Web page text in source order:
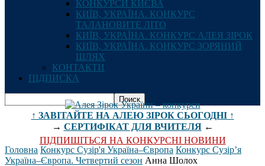
КОНКУРСИ КИЄВА
КИЇВ, УКРАЇНА. КОНКУРС
ТАЛАНОВИТЕ ЛІТО
КИЇВ, УКРАЇНА. КОНКУРС АЛЕЯ ЗІРОК
КИЇВ, УКРАЇНА. КОНКУРС ЗОРЯНИЙ
ШЛЯХ
КОНТАКТИ
ПІДПИСКА
↑ ЗАВІТАЙТЕ НА АЛЕЮ ЗІРОК СЬОГОДНІ ↑
→ СЕРТИФІКАТ ДЛЯ ВЧИТЕЛЯ←
ПІДПИШІТЬСЯ НА КОНКУРСНІ НОВИНИ
Головна Конкурс Сузір'я Україна–Європа Конкурс Сузір’я
Україна–Європа. Четвертий сезон Анна Шолох